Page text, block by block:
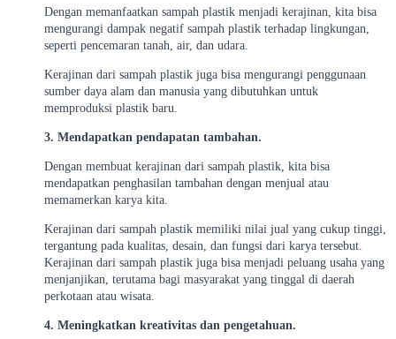
Dengan memanfaatkan sampah plastik menjadi kerajinan, kita bisa
mengurangi dampak negatif sampah plastik terhadap lingkungan,
seperti pencemaran tanah, air, dan udara.
Kerajinan dari sampah plastik juga bisa mengurangi penggunaan
sumber daya alam dan manusia yang dibutuhkan untuk
memproduksi plastik baru.
3. Mendapatkan pendapatan tambahan.
Dengan membuat kerajinan dari sampah plastik, kita bisa
mendapatkan penghasilan tambahan dengan menjual atau
memamerkan karya kita.
Kerajinan dari sampah plastik memiliki nilai jual yang cukup tinggi,
tergantung pada kualitas, desain, dan fungsi dari karya tersebut.
Kerajinan dari sampah plastik juga bisa menjadi peluang usaha yang
menjanjikan, terutama bagi masyarakat yang tinggal di daerah
perkotaan atau wisata.
4. Meningkatkan kreativitas dan pengetahuan.